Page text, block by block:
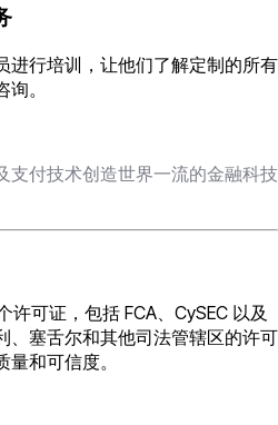
进行培训，让他们了解定制的所有
。
支付技术创造世界一流的金融科技
许可证，包括 FCA、CySEC 以及
、塞舌尔和其他司法管辖区的许可
和可信度。